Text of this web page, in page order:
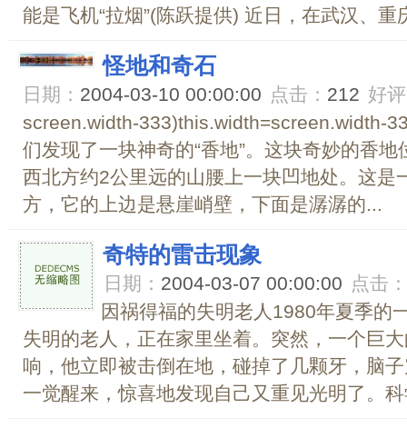
能是飞机“拉烟”(陈跃提供) 近日，在武汉、
怪地和奇石
日期： 2004-03-10 00:00:00 点击： 212 好
screen.width-333)this.width=screen.width-
们发现了一块神奇的“香地”。这块奇妙的香
西北方约2公里远的山腰上一块凹地处。这是
方，它的上边是悬崖峭壁，下面是潺潺的...
奇特的雷击现象
日期： 2004-03-07 00:00:00 点击：
因祸得福的失明老人1980年夏季的
失明的老人，正在家里坐着。突然，一个巨
响，他立即被击倒在地，碰掉了几颗牙，脑
一觉醒来，惊喜地发现自己又重见光明了。